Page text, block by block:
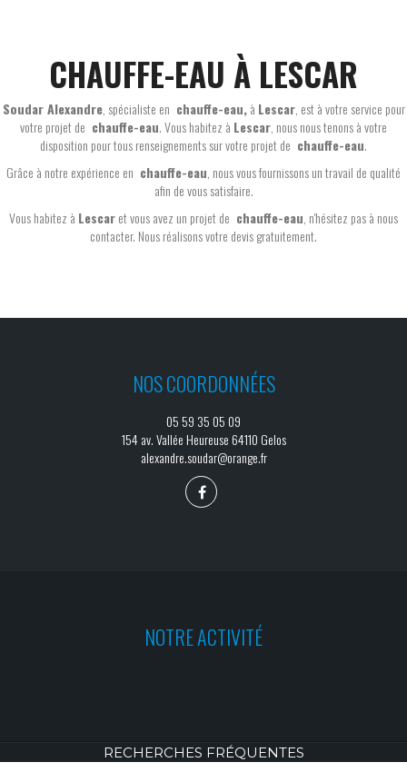
CHAUFFE-EAU À LESCAR
Soudar Alexandre, spécialiste en chauffe-eau,à Lescar, est à votre service pour
votre projet de chauffe-eau. Vous habitez à Lescar , nous nous tenons à votre
disposition pour tous renseignements sur votre projet de chauffe-eau.
Grâce à notre expérience en chauffe-eau , nous vous fournissons un travail de qualité
afin de vous satisfaire.
Vous habitez à Lescaret vous avez un projet de chauffe-eau , n'hésitez pas à nous
contacter. Nous réalisons votre devis gratuitement.
NOS COORDONNÉES
05 59 35 05 09
154 av. Vallée Heureuse 64110 Gelos
alexandre.soudar@orange.fr
NOTRE ACTIVITÉ
RECHERCHES FRÉQUENTES